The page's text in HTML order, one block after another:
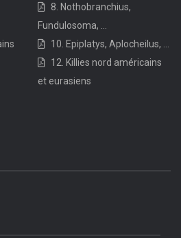
8. Nothobranchius,
Fundulosoma, ...
10. Epiplatys, Aplocheilus, ...
12. Killies nord américains
et eurasiens